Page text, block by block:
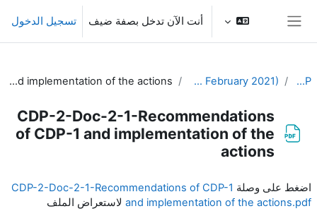
تخطى إلى المحتوى الرئيسي
أنت الآن تدخل بصفة ضيف تسجيل الدخول
EC-CDP
2nd Meeting of the CDP (3-4 February 2021)
CDP-2-Doc-2-1-Recommendations of CDP-1 and implementation of the actions
CDP-2-Doc-2-1-Recommendations
of CDP-1 and implementation of the
actions
اضغط على وصلة CDP-2-Doc-2-1-Recommendations of CDP-1
and implementation of the actions.pdf لاستعراض الملف